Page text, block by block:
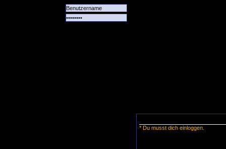
* Du musst dich einloggen.